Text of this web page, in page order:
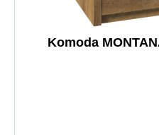
Komoda